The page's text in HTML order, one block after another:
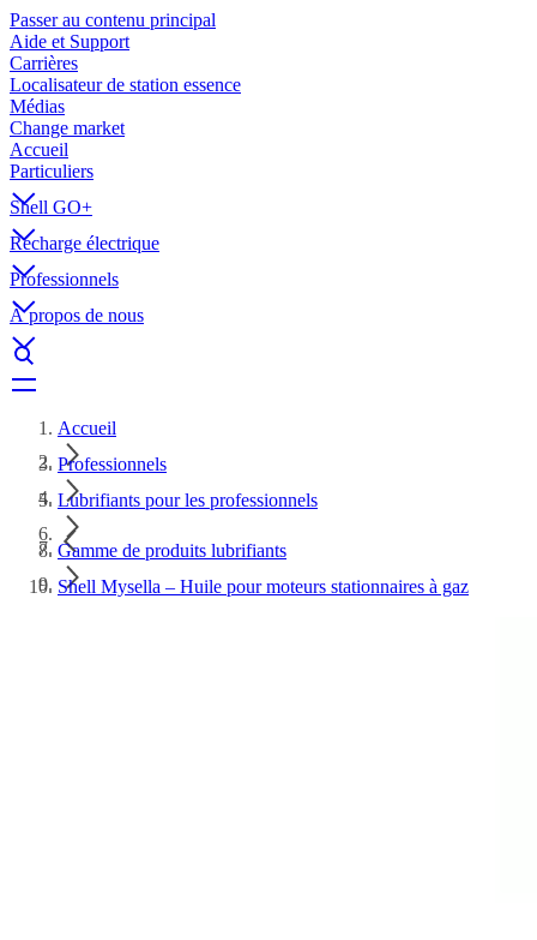
Passer au contenu principal
Aide et Support
Carrières
Localisateur de station essence
Médias
Change market
Accueil
Particuliers
Shell GO+
Recharge électrique
Professionnels
À propos de nous
Accueil
Professionnels
Lubrifiants pour les professionnels
Gamme de produits lubrifiants
Shell Mysella – Huile pour moteurs stationnaires à gaz